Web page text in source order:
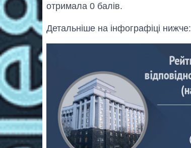
отримала 0 балів.
Детальніше на інфографіці нижче: